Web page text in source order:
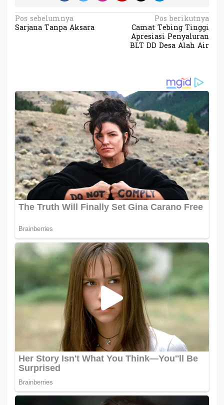
N
a
a
s
i
p
o
s
Pos sebelumnya
Sarjana Tanpa Aksara
Pos berikutnya
Camat Tebing Tinggi
Apresiasi Penyaluran
BLT DD Desa Alah Air